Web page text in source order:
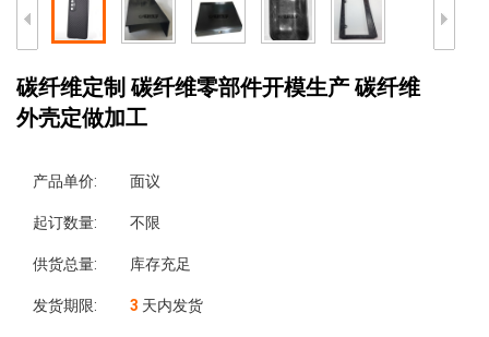
碳纤维定制 碳纤维零部件开模生产 碳纤维
外壳定做加工
产品单价: 面议
起订数量: 不限
供货总量: 库存充足
发货期限: 3 天内发货